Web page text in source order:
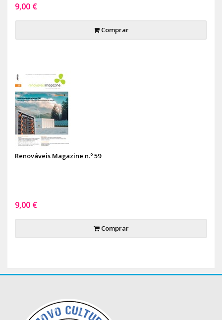
9,00 €
Comprar
Renováveis Magazine n.º 59
9,00 €
Comprar